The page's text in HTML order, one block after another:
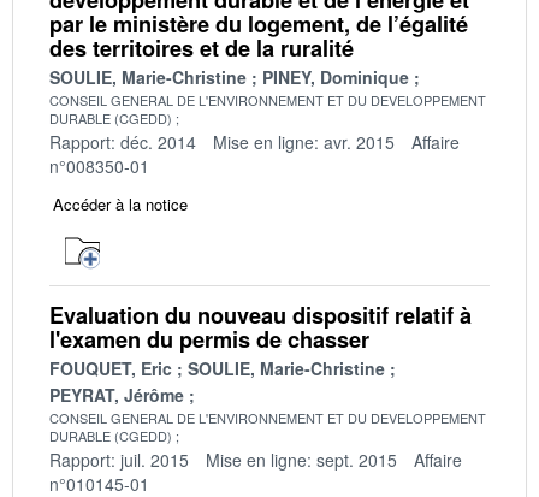
par le ministère du logement, de l’égalité
des territoires et de la ruralité
SOULIE, Marie-Christine PINEY, Dominique
CONSEIL GENERAL DE L'ENVIRONNEMENT ET DU DEVELOPPEMENT
DURABLE (CGEDD)
Rapport: déc. 2014 Mise en ligne: avr. 2015
Affaire
n°008350-01
Accéder à la notice
Evaluation du nouveau dispositif relatif à
l'examen du permis de chasser
FOUQUET, Eric
SOULIE, Marie-Christine
PEYRAT, Jérôme
CONSEIL GENERAL DE L'ENVIRONNEMENT ET DU DEVELOPPEMENT
DURABLE (CGEDD)
Rapport: juil. 2015 Mise en ligne: sept. 2015
Affaire
n°010145-01